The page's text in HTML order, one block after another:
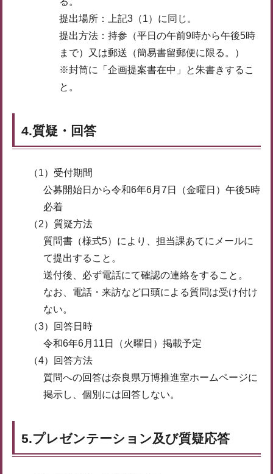
提出場所：上記3（1）に同じ。
提出方法：持参（平日の午前9時から午後5時
まで）又は郵送（簡易書留郵便に限る。）
※封筒に「企画提案書在中」と朱書きするこ
と。
4.質疑・回答
（1）受付期間
公募開始日から令和6年6月7日（金曜日）午後5時
必着
（2）質疑方法
質問書（様式5）により、担当課あてにメールに
て提出すること。
送付後、必ず電話にて確認の連絡をすること。
なお、電話・来訪など口頭による質問は受け付け
ない。
（3）回答日時
令和6年6月11日（火曜日）掲載予定
（4）回答方法
質問への回答は奈良県万博推進室ホームページに
掲示し、個別には回答しない。
5.プレゼンテーション及び質疑応答